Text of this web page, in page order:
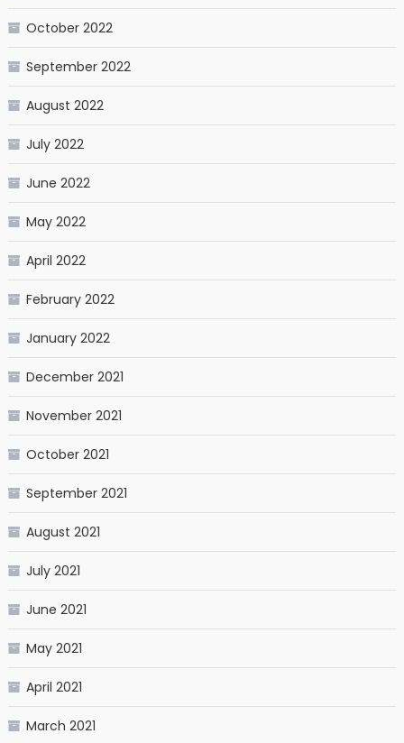
October 2022
September 2022
August 2022
July 2022
June 2022
May 2022
April 2022
February 2022
January 2022
December 2021
November 2021
October 2021
September 2021
August 2021
July 2021
June 2021
May 2021
April 2021
March 2021